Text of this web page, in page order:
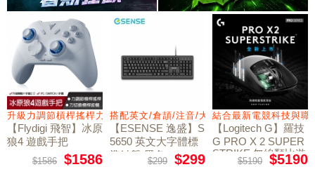
墊
升級力調節槓桿搖桿力切換扳機
【Flydigi 飛智】冰原
狼4 遊戲手把
$1586 $1586
搭配英文/倉頡/注音/大易
【ESENSE 逸盛】S
5650 英文大字體標
準鍵盤 黑色
$299 $299
結合最新電競科技與
【Logitech G】羅技
G PRO X 2 SUPER
STRIKE 無線類比遊
戲滑鼠$5190 $5190